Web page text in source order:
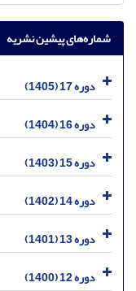
شماره‌های پیشین نشریه
دوره 17 (1405)
دوره 16 (1404)
دوره 15 (1403)
دوره 14 (1402)
دوره 13 (1401)
دوره 12 (1400)